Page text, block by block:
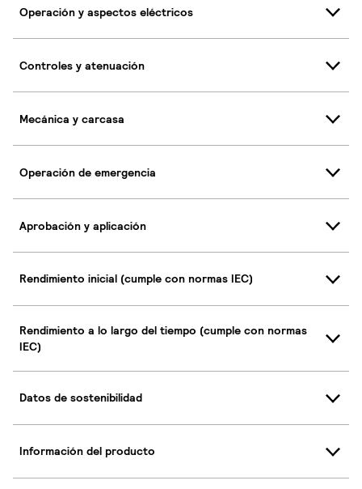
Operación y aspectos eléctricos
Controles y atenuación
Mecánica y carcasa
Operación de emergencia
Aprobación y aplicación
Rendimiento inicial (cumple con normas IEC)
Rendimiento a lo largo del tiempo (cumple con normas
IEC)
Datos de sostenibilidad
Información del producto